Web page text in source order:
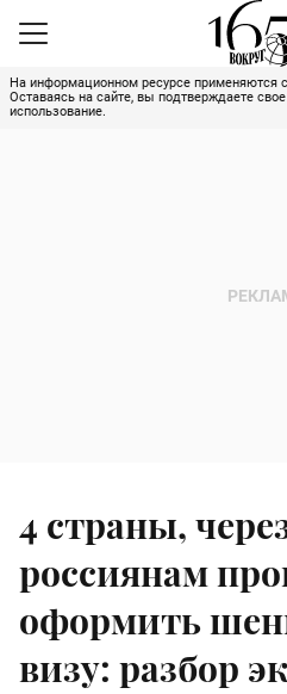
На информационном ресурсе применяются
Оставаясь на сайте, вы подтверждаете свое
использование.
4 страны,
россиянам
оформить
визу: разбор